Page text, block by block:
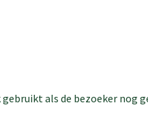
als de bezoeker nog